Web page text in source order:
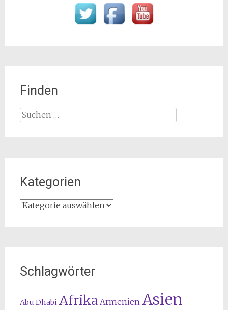
Finden
Suchen
Kategorien
Kategorien
Schlagwörter
Abu Dhabi Afrika Armenien Asien